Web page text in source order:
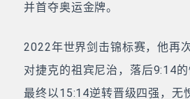
并首夺奥运金牌。
2022年世界剑击锦标赛，他再
对捷克的祖宾尼治，落后9:14的
最终以15:14逆转晋级四强，无